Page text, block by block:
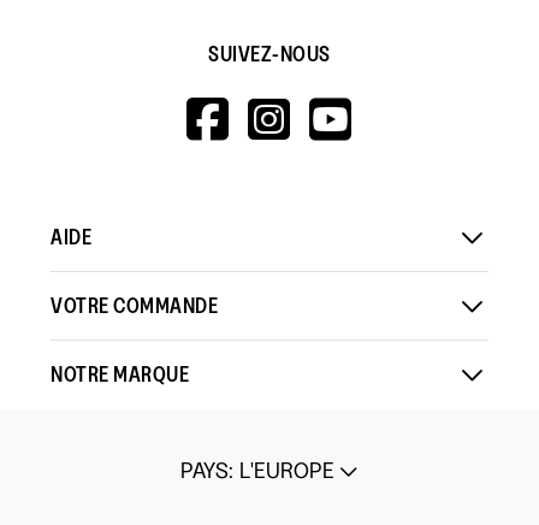
SUIVEZ-NOUS
HTTPS://
HTTPS://
AIDE
VOTRE COMMANDE
NOTRE MARQUE
PAYS: L'EUROPE